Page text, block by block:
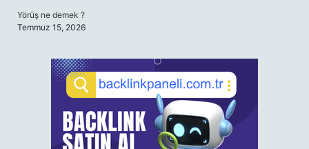
Yörüş ne demek ?
Temmuz 15, 2026